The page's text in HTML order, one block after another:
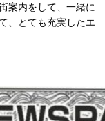
案内をして、一緒に
、とても充実したエ